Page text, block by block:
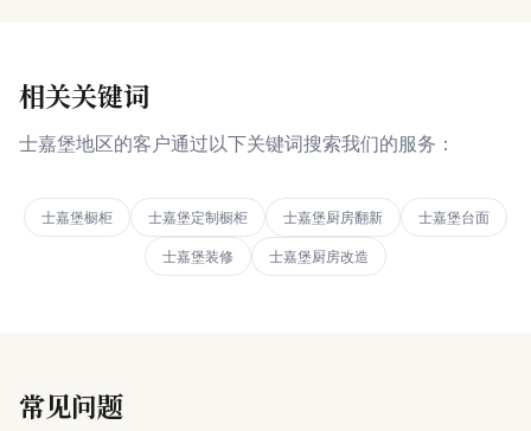
相关关键词
士嘉堡地区的客户通过以下关键词搜索我们的服务：
士嘉堡橱柜 士嘉堡定制橱柜 士嘉堡厨房翻新 士嘉堡台面
士嘉堡装修 士嘉堡厨房改造
常见问题